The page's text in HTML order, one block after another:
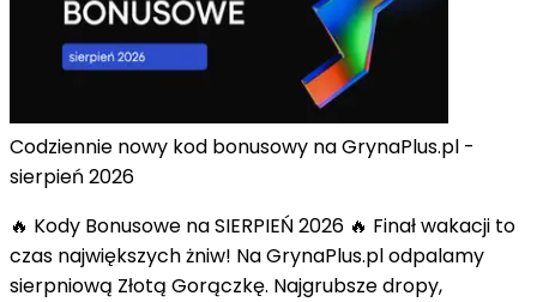
Codziennie nowy kod bonusowy na GrynaPlus.pl -
sierpień 2026
🔥 Kody Bonusowe na SIERPIEŃ 2026 🔥 Finał wakacji to
czas największych żniw! Na GrynaPlus.pl odpalamy
sierpniową Złotą Gorączkę. Najgrubsze dropy,